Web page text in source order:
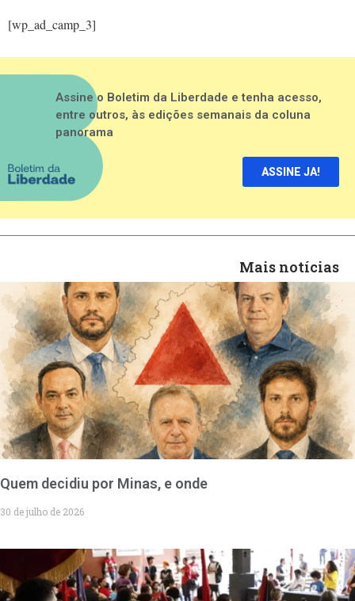
[wp_ad_camp_3]
Assine o Boletim da Liberdade e tenha acesso,
entre outros, às edições semanais da coluna
panorama
ASSINE JA!
Mais notícias
Quem decidiu por Minas, e onde
30 de julho de 2026